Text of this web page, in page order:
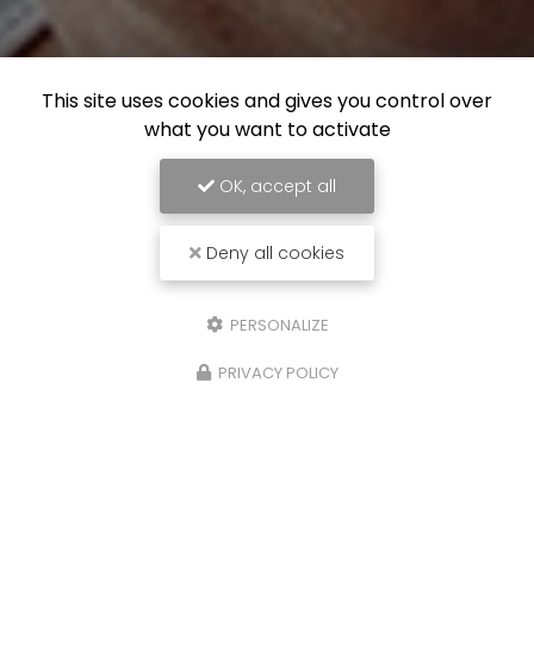
This site uses cookies and gives you control over
what you want to activate
OK, accept all
Deny all cookies
PERSONALIZE
PRIVACY POLICY